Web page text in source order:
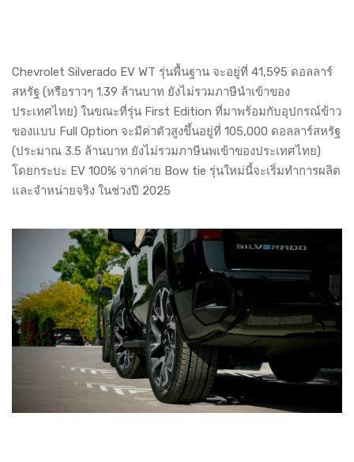
Chevrolet Silverado EV WT รุ่นพื้นฐาน จะอยู่ที่ 41,595 ดอลลาร์
สหรัฐ (หรือราวๆ 1.39 ล้านบาท ยังไม่รวมภาษีนำเข้าของ
ประเทศไทย) ในขณะที่รุ่น First Edition ที่มาพร้อมกับอุปกรณ์ข้าว
ของแบบ Full Option จะมีค่าตัวสูงขึ้นอยู่ที่ 105,000 ดอลลาร์สหรัฐ
(ประมาณ 3.5 ล้านบาท ยังไม่รวมภาษีนพเข้าของประเทศไทย)
โดยกระบะ EV 100% จากค่าย Bow tie รุ่นใหม่นี้จะเริ่มทำการผลิต
และจำหน่ายจริง ในช่วงปี 2025